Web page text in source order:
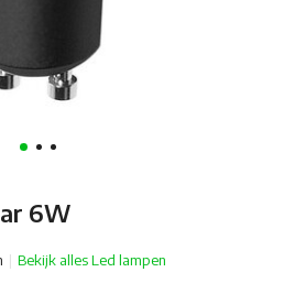
6W
Bekijk alles Led lampen